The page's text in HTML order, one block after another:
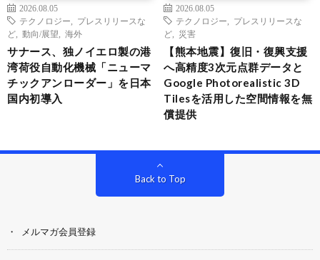
2026.08.05
テクノロジー
プレスリリースな
ど
動向/展望 海外
サナース、独ノイエロ製の港
湾荷役自動化機械「ニューマ
チックアンローダー」を日本
国内初導入
2026.08.05
テクノロジー
プレスリリースな
ど
災害
【熊本地震】復旧・復興支援
へ高精度3次元点群データと
Google Photorealistic 3D
Tilesを活用した空間情報を無
償提供
Back to Top
メルマガ会員登録